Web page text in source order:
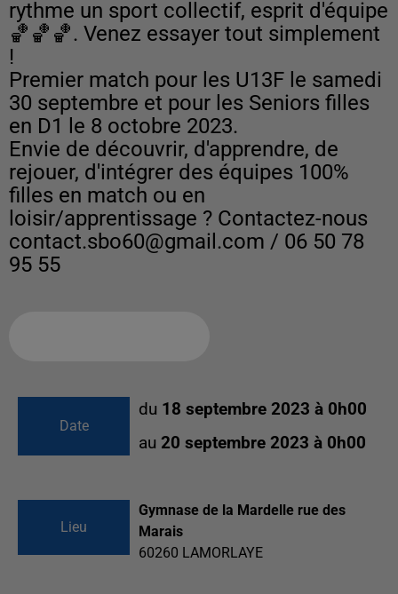
rythme un sport collectif, esprit d'équipe
🏀🏀🏀. Venez essayer tout simplement
!
Premier match pour les U13F le samedi
30 septembre et pour les Seniors filles
en D1 le 8 octobre 2023.
Envie de découvrir, d'apprendre, de
rejouer, d'intégrer des équipes 100%
filles en match ou en
loisir/apprentissage ? Contactez-nous
contact.sbo60@gmail.com / 06 50 78
95 55
Date
du 18 septembre 2023 à 0h00
au 20 septembre 2023 à 0h00
Lieu
Gymnase de la Mardelle rue des
Marais
60260 LAMORLAYE